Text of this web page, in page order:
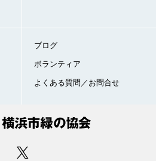
ブログ
ボランティア
よくある質問／お問合せ